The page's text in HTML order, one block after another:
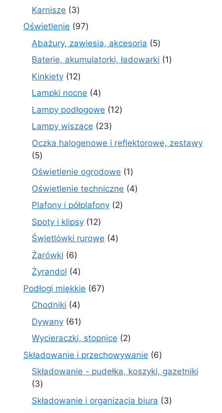
Karnisze 33
produkty
Oświetlenie 9797
produktów
Abażury, zawiesia, akcesoria 55
produktów
Baterie, akumulatorki, ładowarki 11
Kinkiety 1212
produktów
Lampki nocne 44
produkty
Lampy podłogowe 1212
Lampy wiszące 2323
produkty
Oczka halogenowe i reflektorowe, zestawy
55
produktów
Oświetlenie ogrodowe 11
produkt
Oświetlenie techniczne 44
Plafony i półplafony 22
Spoty i klipsy 1212
produktów
Świetlówki rurowe 44
Żarówki 66
produktów
Żyrandol 44
produkty
Podłogi miękkie 6767
Chodniki 44
produkty
Dywany 6161
produktów
Wycieraczki, stopnice 22
produkty
Składowanie i przechowywanie 66
produktów
Składowanie - pudełka, koszyki, gazetniki
33
produkty
Składowanie i organizacja biura 33